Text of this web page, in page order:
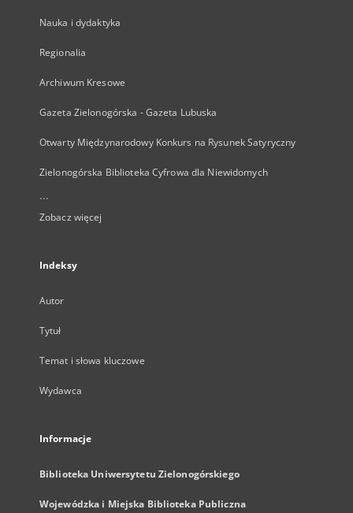
Nauka i dydaktyka
Regionalia
Archiwum Kresowe
Gazeta Zielonogórska - Gazeta Lubuska
Otwarty Międzynarodowy Konkurs na Rysunek Satyryczny
Zielonogórska Biblioteka Cyfrowa dla Niewidomych
...
Zobacz więcej
Indeksy
Autor
Tytuł
Temat i słowa kluczowe
Wydawca
Informacje
Biblioteka Uniwersytetu Zielonogórskiego
Wojewódzka i Miejska Biblioteka Publiczna